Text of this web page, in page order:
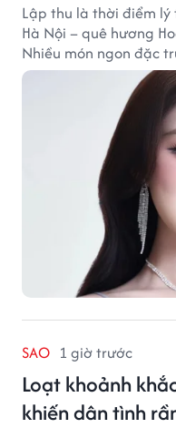
Lập thu là thời điểm
Hà Nội – quê hương
Nhiều món ngon đặc
hấp dẫn, níu chân
SAO 1 giờ trước
Loạt khoảnh
khiến dân tình